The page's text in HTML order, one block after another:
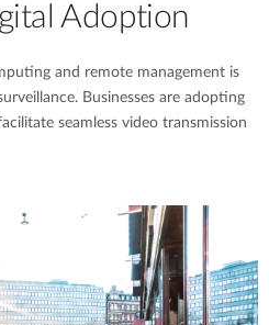
Adoption
and remote management is
Businesses are adopting
seamless video transmission